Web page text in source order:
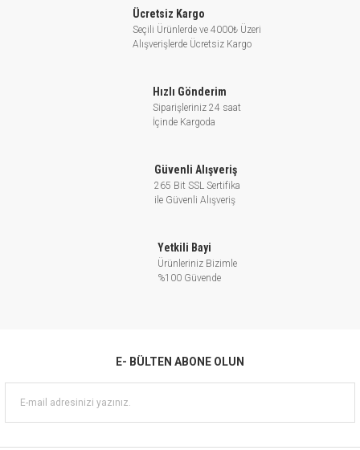
Ücretsiz Kargo
Seçili Ürünlerde ve 4000₺ Üzeri
Alışverişlerde Ücretsiz Kargo
Hızlı Gönderim
Siparişleriniz 24 saat
İçinde Kargoda
Güvenli Alışveriş
265 Bit SSL Sertifika
ile Güvenli Alışveriş
Yetkili Bayi
Ürünleriniz Bizimle
%100 Güvende
E- BÜLTEN ABONE OLUN